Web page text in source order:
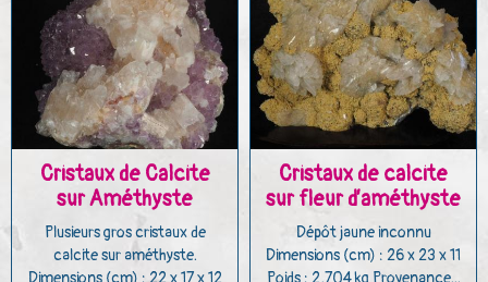
Cristaux de Calcite
sur Améthyste
Plusieurs gros cristaux de
calcite sur améthyste.
Dimensions (cm) : 22 x 17 x 12
Cristaux de calcite
sur fleur d’améthyste
Dépôt jaune inconnu
Dimensions (cm) : 26 x 23 x 11
Poids : 2,704 kg Provenance...